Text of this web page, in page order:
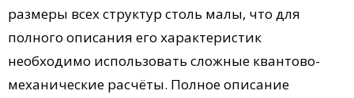
размеры всех структур столь малы, что для
полного описания его характеристик
необходимо использовать сложные квантово-
механические расчёты. Полное описание